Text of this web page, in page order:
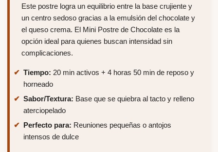
Este postre logra un equilibrio entre la base crujiente y
un centro sedoso gracias a la emulsión del chocolate y
el queso crema. El Mini Postre de Chocolate es la
opción ideal para quienes buscan intensidad sin
complicaciones.
Tiempo: 20 min activos + 4 horas 50 min de reposo y
horneado
Sabor/Textura: Base que se quiebra al tacto y relleno
aterciopelado
Perfecto para: Reuniones pequeñas o antojos
intensos de dulce